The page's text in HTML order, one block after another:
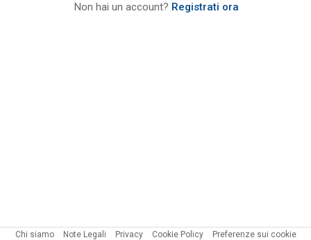
Non hai un account? Registrati ora
Chi siamo Note Legali Privacy Cookie Policy
Preferenze sui cookie